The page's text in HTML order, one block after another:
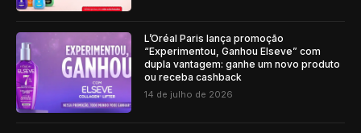
L’Oréal Paris lança promoção
“Experimentou, Ganhou Elseve” com
dupla vantagem: ganhe um novo produto
ou receba cashback
14 de julho de 2026